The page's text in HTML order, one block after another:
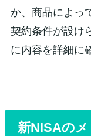
か、商品によっ
契約条件が設け
に内容を詳細に
新NISAの